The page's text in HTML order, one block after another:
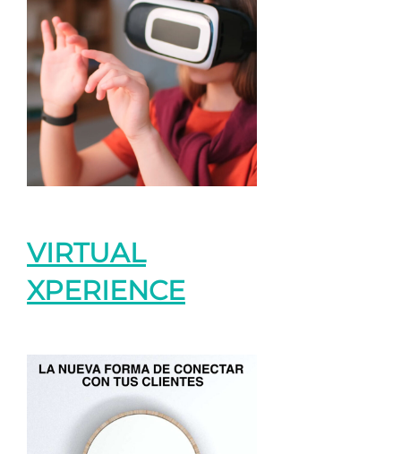
VIRTUAL
XPERIENCE